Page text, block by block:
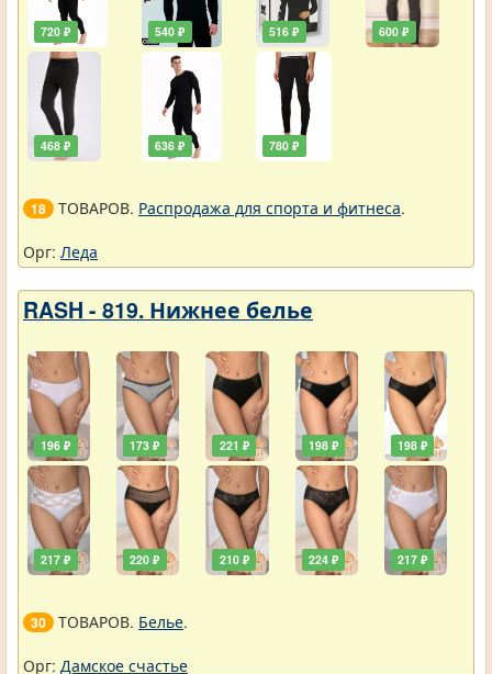
720 ₽
468 ₽
540 ₽
636 ₽
516 ₽
780 ₽
600 ₽
18 ТОВАРОВ. Распродажа для спорта и фитнеса.
Орг: Леда
RASH - 819. Нижнее белье
196 ₽
217 ₽
173 ₽
220 ₽
221 ₽
210 ₽
198 ₽
224 ₽
198 ₽
217 ₽
30 ТОВАРОВ. Белье.
Орг: Дамское счастье